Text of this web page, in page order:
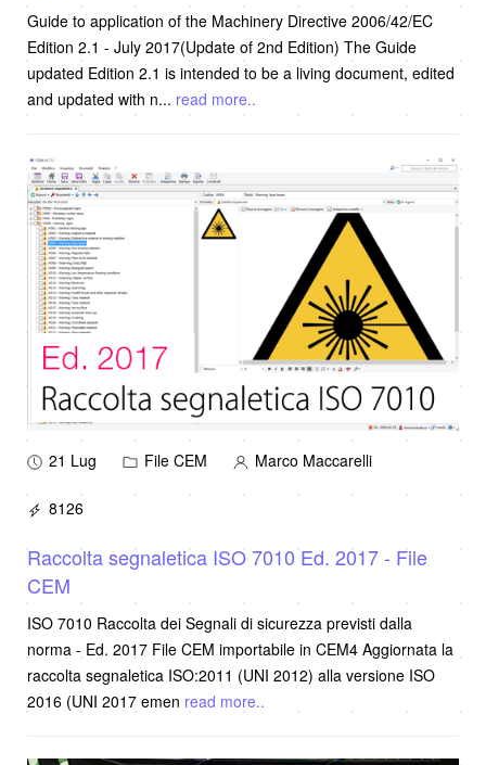
Guide to application of the Machinery Directive 2006/42/EC
Edition 2.1 - July 2017(Update of 2nd Edition) The Guide
updated Edition 2.1 is intended to be a living document, edited
and updated with n... read more..
21 Lug File CEM Marco Maccarelli
8126
Raccolta segnaletica ISO 7010 Ed. 2017 - File
CEM
ISO 7010 Raccolta dei Segnali di sicurezza previsti dalla
norma - Ed. 2017 File CEM importabile in CEM4 Aggiornata la
raccolta segnaletica ISO:2011 (UNI 2012) alla versione ISO
2016 (UNI 2017 emen read more..